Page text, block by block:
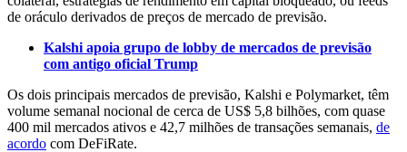
de oráculo derivados de preços de mercado de previsão.
Kalshi apoia grupo de lobby de mercados de previsão
com antigo oficial Trump
Os dois principais mercados de previsão, Kalshi e Polymarket, têm
volume semanal nocional de cerca de US$ 5,8 bilhões, com quase
400 mil mercados ativos e 42,7 milhões de transações semanais, de
acordo com DeFiRate.